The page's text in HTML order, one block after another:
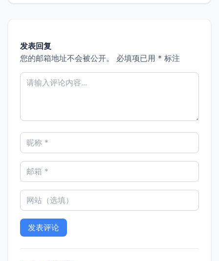
发表回复
您的邮箱地址不会被公开。
必填项已用 * 标注